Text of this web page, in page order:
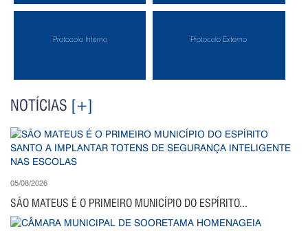
Protocolo Interno Protocolo Externo
NOTÍCIAS [+]
05/08/2026
SÃO MATEUS É O PRIMEIRO MUNICÍPIO DO ESPÍRITO...